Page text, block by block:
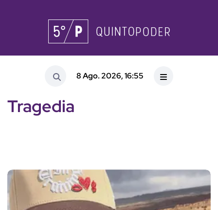
8 Ago. 2026, 16:55
Tragedia